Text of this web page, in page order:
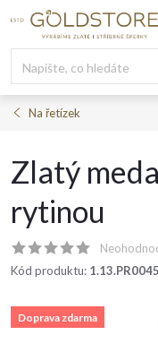
Na řetízek
Zlatý
rytinou
Kód produktu:
Doprava zdarma